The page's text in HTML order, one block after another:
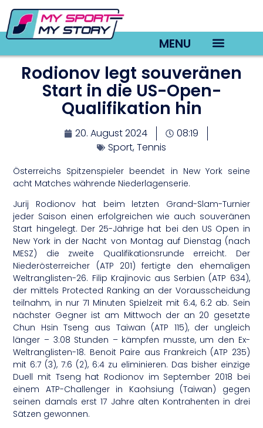
MENU
Rodionov legt souveränen
Start in die US-Open-
Qualifikation hin
20. August 2024
08:19
Sport,Tennis
Österreichs Spitzenspieler beendet in New York seine
acht Matches währende Niederlagenserie.
Jurij Rodionov hat beim letzten Grand-Slam-Turnier
jeder Saison einen erfolgreichen wie auch souveränen
Start hingelegt. Der 25-Jährige hat bei den US Open in
New York in der Nacht von Montag auf Dienstag (nach
MESZ) die zweite Qualifikationsrunde erreicht. Der
Niederösterreicher (ATP 201) fertigte den ehemaligen
Weltranglisten-26. Filip Krajinovic aus Serbien (ATP 634),
der mittels Protected Ranking an der Vorausscheidung
teilnahm, in nur 71 Minuten Spielzeit mit 6:4, 6:2 ab. Sein
nächster Gegner ist am Mittwoch der an 20 gesetzte
Chun Hsin Tseng aus Taiwan (ATP 115), der ungleich
länger – 3:08 Stunden – kämpfen musste, um den Ex-
Weltranglisten-18. Benoit Paire aus Frankreich (ATP 235)
mit 6:7 (3), 7:6 (2), 6:4 zu eliminieren. Das bisher einzige
Duell mit Tseng hat Rodionov im September 2018 bei
einem ATP-Challenger in Kaohsiung (Taiwan) gegen
seinen damals erst 17 Jahre alten Kontrahenten in drei
Sätzen gewonnen.